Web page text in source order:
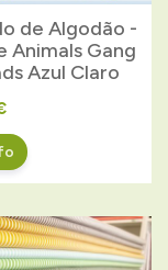
de Algodão -
Animals Gang
Azul Claro